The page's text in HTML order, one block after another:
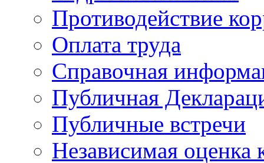
Противодействие
Оплата труда
Справочная
Публичная
Публичные встречи
Независимая оценка